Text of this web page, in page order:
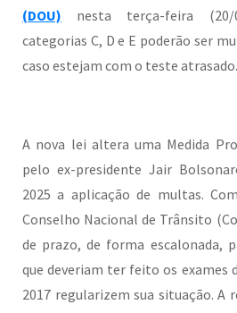
(DOU) nesta terça-feira (20/
categorias C, D e E poderão ser
caso estejam com o teste atrasado.
A nova lei altera uma Medida
pelo ex-presidente Jair
2025 a aplicação de multas.
Conselho Nacional de Trânsito
de prazo, de forma escalonada,
que deveriam ter feito os exames
2017 regularizem sua situação. A